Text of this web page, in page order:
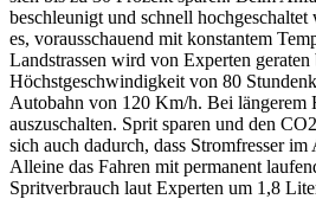
beschleunigt und schnell
es, vorausschauend mit konstantem
Landstrassen wird von Experten geraten
Höchstgeschwindigkeit von 80
Autobahn von 120 Km/h. Bei längerem
auszuschalten. Sprit sparen und den
sich auch dadurch, dass Stromfresser
Alleine das Fahren mit permanent
Spritverbrauch laut Experten um 1,8